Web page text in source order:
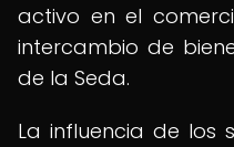
activo en el
intercambio de
de la Seda.
La influencia de los